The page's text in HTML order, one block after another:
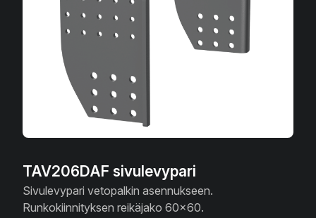
TAV206DAF sivulevypari
Sivulevypari vetopalkin asennukseen.
Runkokiinnityksen reikäjako 60x60.